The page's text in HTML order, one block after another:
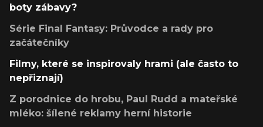
boty zábavy?
Série Final Fantasy: Průvodce a rady pro
začátečníky
Filmy, které se inspirovaly hrami (ale často to
nepřiznají)
Z porodnice do hrobu, Paul Rudd a mateřské
mléko: šílené reklamy herní historie